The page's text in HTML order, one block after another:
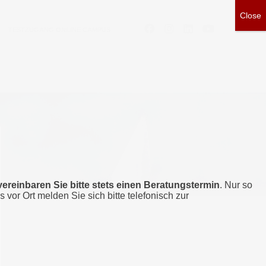
Sie bitte stets einen Beratungstermin. Nur so
vor Ort melden Sie sich bitte telefonisch zur